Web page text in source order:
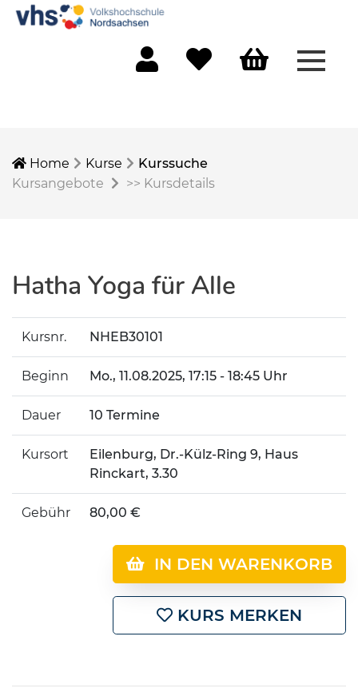
Home Kurse
Kurssuche
Kursangebote
>> Kursdetails
Hatha Yoga für Alle
Kursnr. NHEB30101
Beginn Mo., 11.08.2025, 17:15 - 18:45 Uhr
Dauer 10 Termine
Kursort
Eilenburg, Dr.-Külz-Ring 9, Haus
Rinckart, 3.30
Gebühr 80,00 €
IN DEN WARENKORB
KURS MERKEN